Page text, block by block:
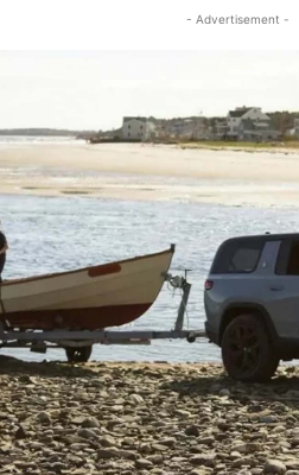
- Advertisement -